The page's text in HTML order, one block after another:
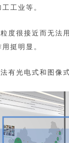
工业等。
度很接近而无法
挺明显。
有光电式和图像